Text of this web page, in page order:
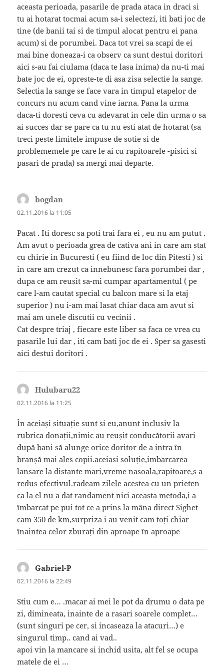
aceasta perioada, pasarile de prada ataca in draci si
tu ai hotarat tocmai acum sa-i selectezi, iti bati joc de
tine (de banii tai si de timpul alocat pentru ei pana
acum) si de porumbei. Daca tot vrei sa scapi de ei
mai bine doneaza-i ca observ ca sunt destui doritori
aici s-au fai ciulama (daca te lasa inima) da nu-ti mai
bate joc de ei, opreste-te di asa zisa selectie la sange.
Selectia la sange se face vara in timpul etapelor de
concurs nu acum cand vine iarna. Pana la urma
daca-ti doresti ceva cu adevarat in cele din urma o sa
ai succes dar se pare ca tu nu esti atat de hotarat (sa
treci peste limitele impuse de sotie si de
problememele pe care le ai cu rapitoarele -pisici si
pasari de prada) sa mergi mai departe.
bogdan
02.11.2016 la 11:05
Pacat . Iti doresc sa poti trai fara ei , eu nu am putut .
Am avut o perioada grea de cativa ani in care am stat
cu chirie in Bucuresti ( eu fiind de loc din Pitesti ) si
in care am crezut ca innebunesc fara porumbei dar ,
dupa ce am reusit sa-mi cumpar apartamentul ( pe
care l-am cautat special cu balcon mare si la etaj
superior ) nu i-am mai lasat chiar daca am avut si
mai am unele discutii cu vecinii .
Cat despre triaj , fiecare este liber sa faca ce vrea cu
pasarile lui dar , iti cam bati joc de ei . Sper sa gasesti
aici destui doritori .
Hulubaru22
02.11.2016 la 11:25
În aceiași situație sunt si eu,anunt inclusiv la
rubrica donații,nimic au reușit conducătorii avari
după bani să alunge orice doritor de a intra în
branșă mai ales copii.aceiasi soluție,imbarcarea
lansare la distante mari,vreme nasoala,rapitoare,s a
redus efectivul.radeam zilele acestea cu un prieten
ca la el nu a dat randament nici aceasta metoda,i a
îmbarcat pe pui tot ce a prins la mâna direct Sighet
cam 350 de km,surpriza i au venit cam toți chiar
înaintea celor zburați din aproape în aproape
Gabriel-P
02.11.2016 la 22:49
Stiu cum e… .macar ai mei le pot da drumu o data pe
zi, dimineata, inainte de a rasari soarele complet…
(sunt singuri pe cer, si incaseaza la atacuri…) e
singurul timp.. cand ai vad..
apoi vin la mancare si inchid usita, alt fel se ocupa
matele de ei …